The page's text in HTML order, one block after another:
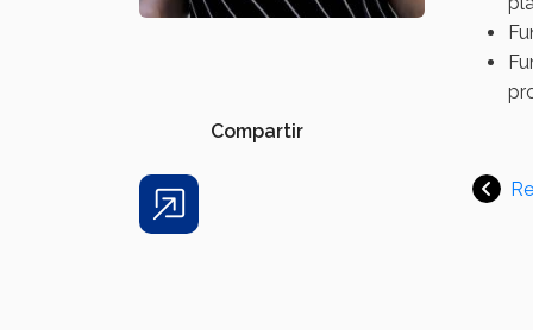
Share
Compartir